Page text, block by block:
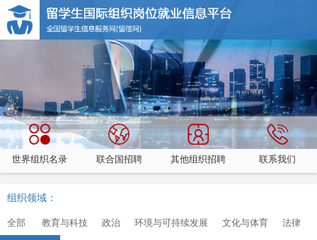
世界组织名录 联合国招聘 其他组织招聘 联系我们
组织领域：
全部 教育与科技 政治 环境与可持续发展 文化与体育
法律